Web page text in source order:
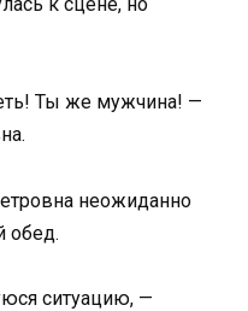
Ты же мужчина! —
неожиданно
обед.
ситуацию, —